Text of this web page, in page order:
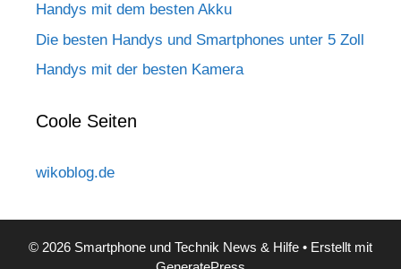
Handys mit dem besten Akku
Die besten Handys und Smartphones unter 5 Zoll
Handys mit der besten Kamera
Coole Seiten
wikoblog.de
© 2026 Smartphone und Technik News & Hilfe • Erstellt mit